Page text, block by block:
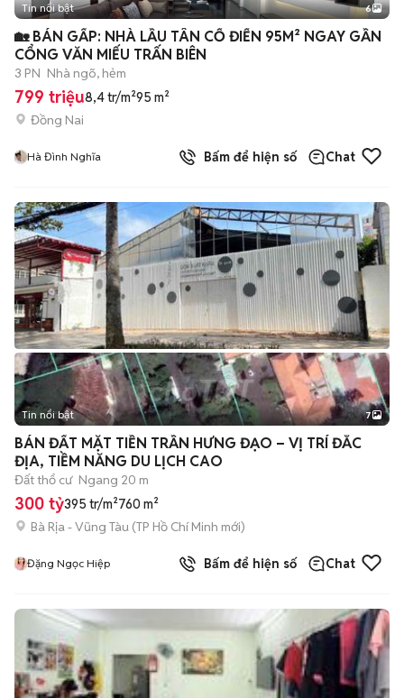
+2
Tin nổi bật 6
🏡 BÁN GẤP: NHÀ LẦU TÂN CỔ ĐIỂN 95M² NGAY GẦN
CỔNG VĂN MIẾU TRẤN BIÊN
3 PN Nhà ngõ, hẻm
799 triệu8,4 tr/m²95 m²
Đồng Nai
Hà Đình Nghĩa Bấm để hiện số Chat
+2
Tin nổi bật 7
BÁN ĐẤT MẶT TIỀN TRẦN HƯNG ĐẠO – VỊ TRÍ ĐẮC
ĐỊA, TIỀM NĂNG DU LỊCH CAO
Đất thổ cư Ngang 20 m
300 tỷ395 tr/m²760 m²
Bà Rịa - Vũng Tàu (TP Hồ Chí Minh mới)
Đặng Ngọc Hiệp Bấm để hiện số Chat